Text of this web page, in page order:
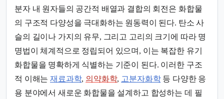
분자 내 원자들의 공간적 배열과 결합의 회전은 화합물
의 구조적 다양성을 극대화하는 원동력이 된다. 탄소 사
슬의 길이나 가지의 유무, 그리고 고리의 크기에 따라 명
명법이 체계적으로 정립되어 있으며, 이는 복잡한 유기
화합물을 명확하게 식별하는 기준이 된다. 이러한 구조
적 이해는재료과학, 의약화학, 고분자화학등 다양한 응
용 분야에서 새로운 화합물을 설계하고 합성하는 데 필